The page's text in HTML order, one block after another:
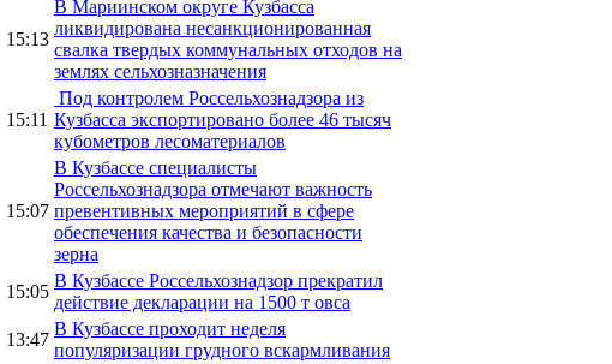
15:13
В Мариинском округе Кузбасса
ликвидирована несанкционированная
свалка твердых коммунальных отходов на
землях сельхозназначения
15:11
Под контролем Россельхознадзора из
Кузбасса экспортировано более 46 тысяч
кубометров лесоматериалов
15:07
В Кузбассе специалисты
Россельхознадзора отмечают важность
превентивных мероприятий в сфере
обеспечения качества и безопасности
зерна
15:05
В Кузбассе Россельхознадзор прекратил
действие декларации на 1500 т овса
13:47
В Кузбассе проходит неделя
популяризации грудного вскармливания